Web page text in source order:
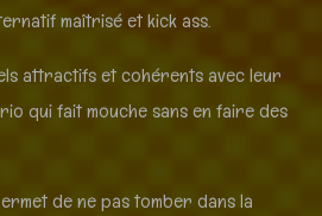
maîtrisé et kick ass.
attractifs et cohérents avec leur
qui fait mouche sans en faire des
de ne pas tomber dans la